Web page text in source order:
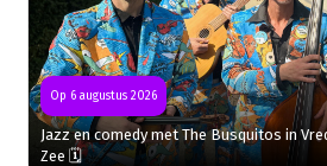
Op 6 augustus 2026
Jazz en comedy met The Busquitos in
Zee 🗓